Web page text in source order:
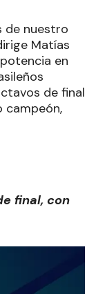
de nuestro
Matías
en
de final
campeón,
final, con